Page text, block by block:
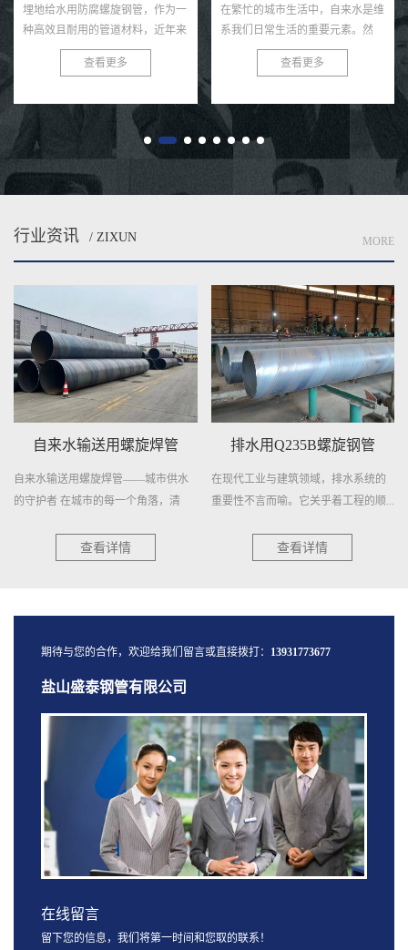
埋地给水用防腐螺旋钢管，作为一
种高效且耐用的管道材料，近年来
在各类给水工程中得到了广泛的应
用。这种钢管以其独特的螺旋结
性...
查看更多
在繁忙的城市生活中，自来水是维
系我们日常生活的重要元素。然
而，很少有人注意到，正是那些深
埋在地下的防腐钢管，默默承担着
我...
查看更多
行业资讯 / ZIXUN MORE
自来水输送用螺旋焊管
自来水输送用螺旋焊管——城市供水
的守护者 在城市的每一个角落，清
查看详情
排水用Q235B螺旋钢管
在现代工业与建筑领域，排水系统的
重要性不言而喻。它关乎着工程的顺...
查看详情
期待与您的合作，欢迎给我们留言或直接拨打： 13931773677
盐山盛泰钢管有限公司
在线留言
留下您的信息，我们将第一时间和您取的联系！